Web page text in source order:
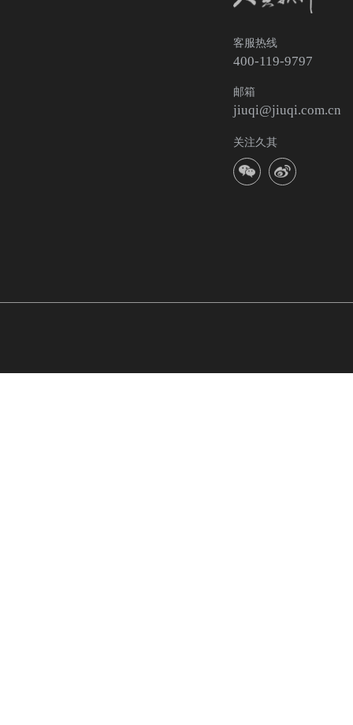
客服热线
400-119-9797
邮箱
jiuqi@jiuqi.com.cn
关注久其